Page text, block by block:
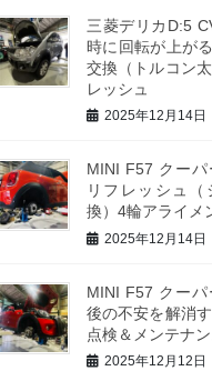
三菱デリカD:5
時に回転が上が
交換（トルコン
レッシュ
2025年12月14日
MINI F57 クー
リフレッシュ（
換）4輪アライメ
2025年12月14日
MINI F57 クー
後の不安を解消
点検＆メンテナン
2025年12月12日